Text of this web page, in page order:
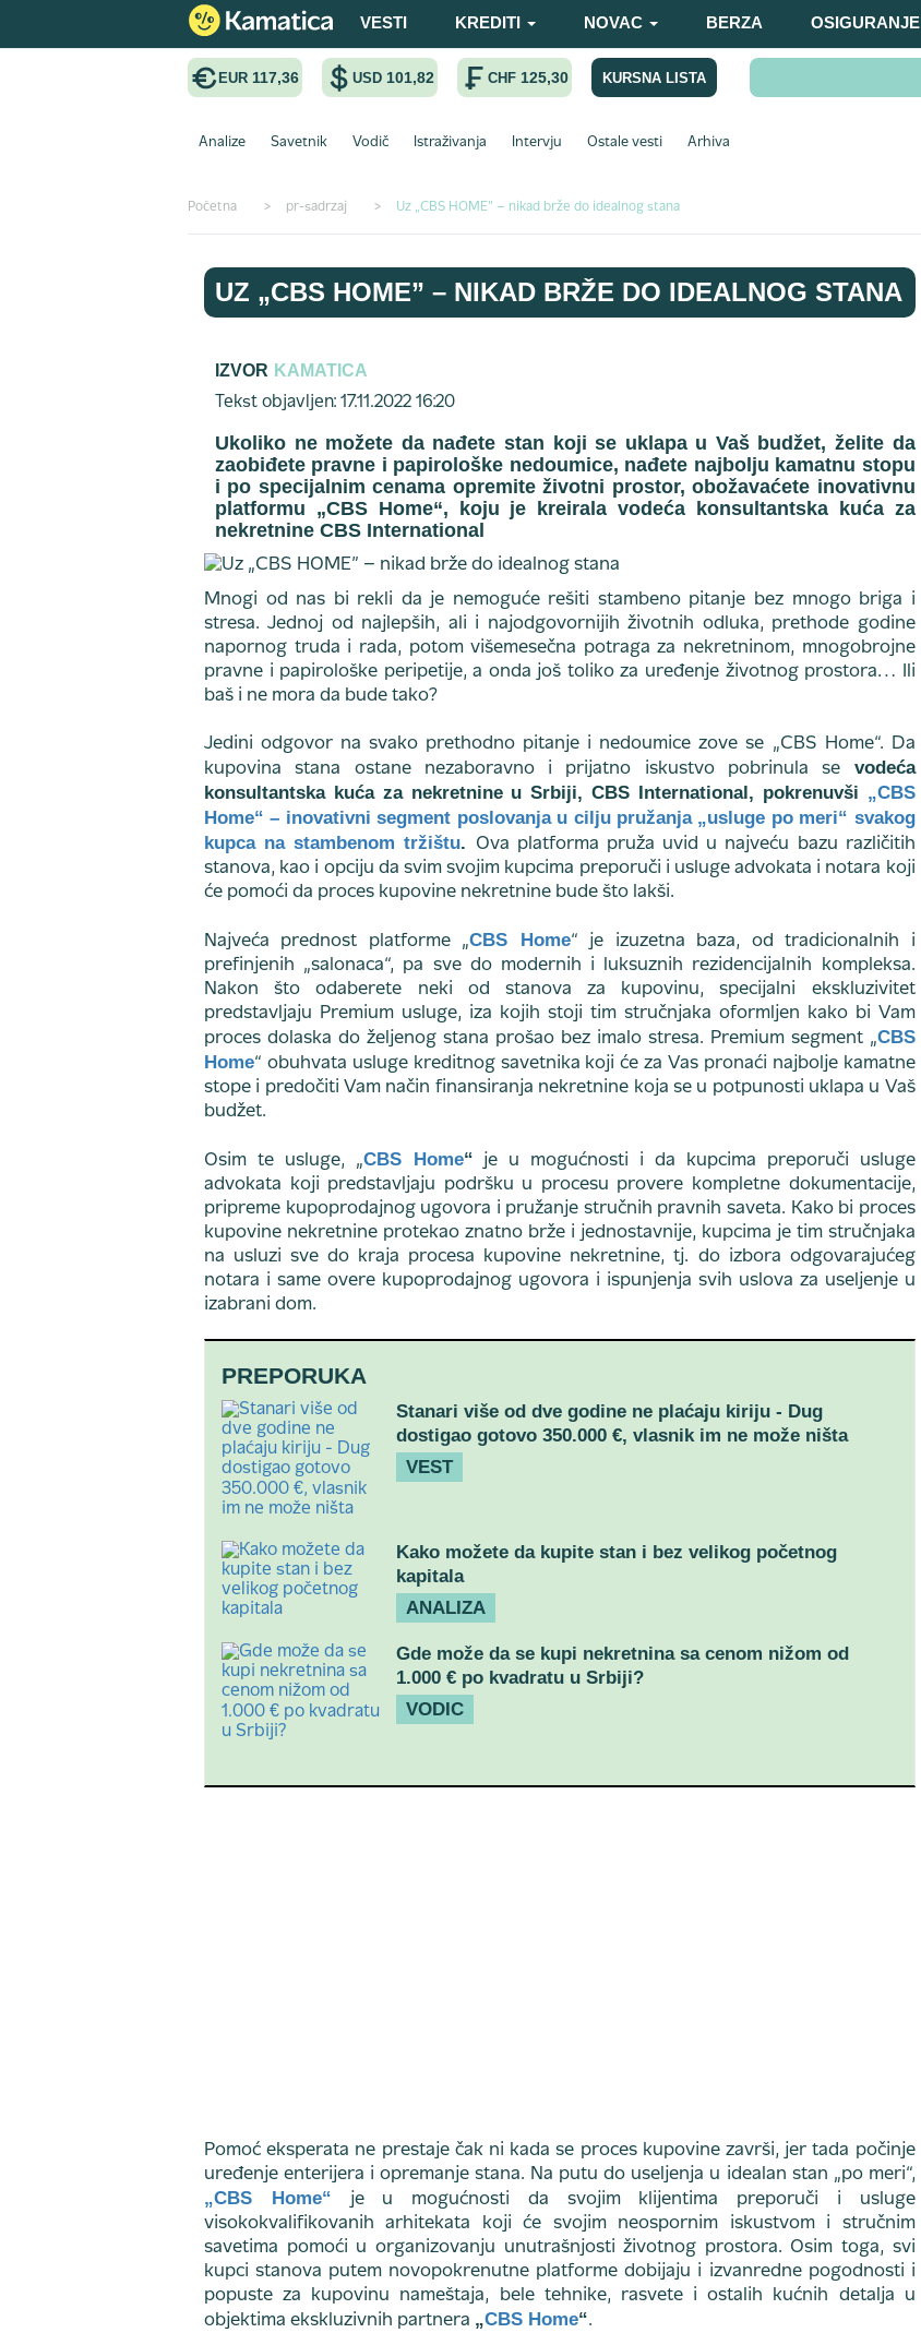
VESTI KREDITI NOVAC BERZA OSIGURANJE
EUR 117,36 USD 101,82 CHF 125,30 KURSNA LISTA
Analize Savetnik Vodič Istraživanja Intervju Ostale vesti Arhiva
Početna > pr-sadrzaj > Uz „CBS HOME” – nikad brže do idealnog stana
UZ „CBS HOME” – NIKAD BRŽE DO IDEALNOG STANA
IZVOR KAMATICA
Tekst objavljen: 17.11.2022 16:20
Ukoliko ne možete da nađete stan koji se uklapa u Vaš budžet, želite da
zaobiđete pravne i papirološke nedoumice, nađete najbolju kamatnu stopu
i po specijalnim cenama opremite životni prostor, obožavaćete inovativnu
platformu „CBS Home“, koju je kreirala vodeća konsultantska kuća za
nekretnine CBS International
Mnogi od nas bi rekli da je nemoguće rešiti stambeno pitanje bez mnogo briga i
stresa. Jednoj od najlepših, ali i najodgovornijih životnih odluka, prethode godine
napornog truda i rada, potom višemesečna potraga za nekretninom, mnogobrojne
pravne i papirološke peripetije, a onda još toliko za uređenje životnog prostora… Ili
baš i ne mora da bude tako?
Jedini odgovor na svako prethodno pitanje i nedoumice zove se „CBS Home“. Da
kupovina stana ostane nezaboravno i prijatno iskustvo pobrinula se vodeća
konsultantska kuća za nekretnine u Srbiji, CBS International, pokrenuvši „CBS
Home“ – inovativni segment poslovanja u cilju pružanja „usluge po meri“ svakog
kupca na stambenom tržištu.
Ova platforma pruža uvid u najveću bazu različitih
stanova, kao i opciju da svim svojim kupcima preporuči i usluge advokata i notara koji
će pomoći da proces kupovine nekretnine bude što lakši.
Najveća prednost platforme „CBS Home“ je izuzetna baza, od tradicionalnih i
prefinjenih „salonaca“, pa sve do modernih i luksuznih rezidencijalnih kompleksa.
Nakon što odaberete neki od stanova za kupovinu, specijalni ekskluzivitet
predstavljaju Premium usluge, iza kojih stoji tim stručnjaka oformljen kako bi Vam
proces dolaska do željenog stana prošao bez imalo stresa. Premium segment „CBS
Home“ obuhvata usluge kreditnog savetnika koji će za Vas pronaći najbolje kamatne
stope i predočiti Vam način finansiranja nekretnine koja se u potpunosti uklapa u Vaš
budžet.
Osim te usluge, „CBS Home“ je u mogućnosti i da kupcima preporuči usluge
advokata koji predstavljaju podršku u procesu provere kompletne dokumentacije,
pripreme kupoprodajnog ugovora i pružanje stručnih pravnih saveta. Kako bi proces
kupovine nekretnine protekao znatno brže i jednostavnije, kupcima je tim stručnjaka
na usluzi sve do kraja procesa kupovine nekretnine, tj. do izbora odgovarajućeg
notara i same overe kupoprodajnog ugovora i ispunjenja svih uslova za useljenje u
izabrani dom.
PREPORUKA
Stanari više od dve godine ne plaćaju kiriju - Dug
dostigao gotovo 350.000 €, vlasnik im ne može ništa
VEST
Kako možete da kupite stan i bez velikog početnog
kapitala
ANALIZA
Gde može da se kupi nekretnina sa cenom nižom od
1.000 € po kvadratu u Srbiji?
VODIC
Pomoć eksperata ne prestaje čak ni kada se proces kupovine završi, jer tada počinje
uređenje enterijera i opremanje stana. Na putu do useljenja u idealan stan „po meri“,
„CBS Home“ je u mogućnosti da svojim klijentima preporuči i usluge
visokokvalifikovanih arhitekata koji će svojim neospornim iskustvom i stručnim
savetima pomoći u organizovanju unutrašnjosti životnog prostora. Osim toga, svi
kupci stanova putem novopokrenutne platforme dobijaju i izvanredne pogodnosti i
popuste za kupovinu nameštaja, bele tehnike, rasvete i ostalih kućnih detalja u
objektima ekskluzivnih partnera „CBS Home“.